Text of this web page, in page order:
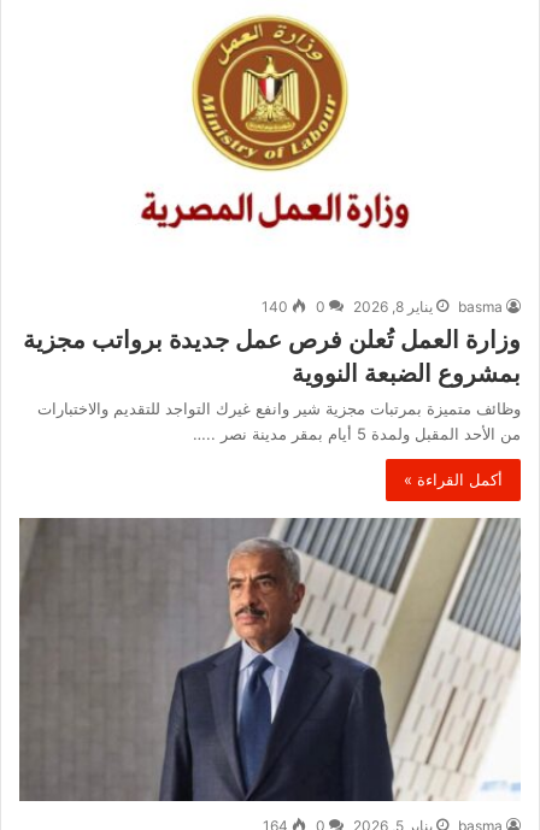
basma يناير 8, 2026 0
140
وزارة العمل تُعلن فرص عمل جديدة برواتب مجزية
بمشروع الضبعة النووية
وظائف متميزة بمرتبات مجزية شير وانفع غيرك التواجد للتقديم والاختبارات
من الأحد المقبل ولمدة 5 أيام بمقر مدينة نصر ..…
أكمل القراءة »
basma يناير 5, 2026 0
164